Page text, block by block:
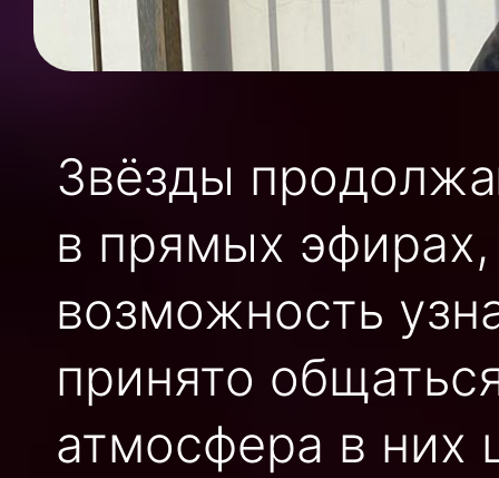
Звёзды
в прямых
возможность
принято
атмосфера в них